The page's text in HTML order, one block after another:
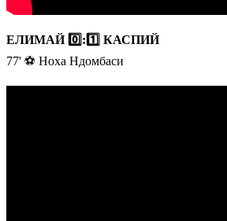
ЕЛИМАЙ 0️⃣:1️⃣ КАСПИЙ
77' ⚽️ Ноха Ндомбаси